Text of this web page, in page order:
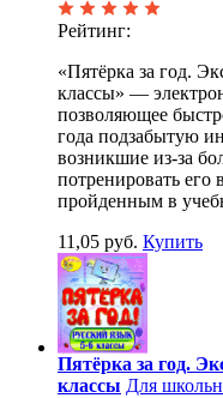
Рейтинг:
«Пятёрка за год.
классы» —
позволяющее
года подзабытую
возникшие из-за
потренировать
пройденным в
11,05 руб. Купить
Пятёрка за год.
классы Для